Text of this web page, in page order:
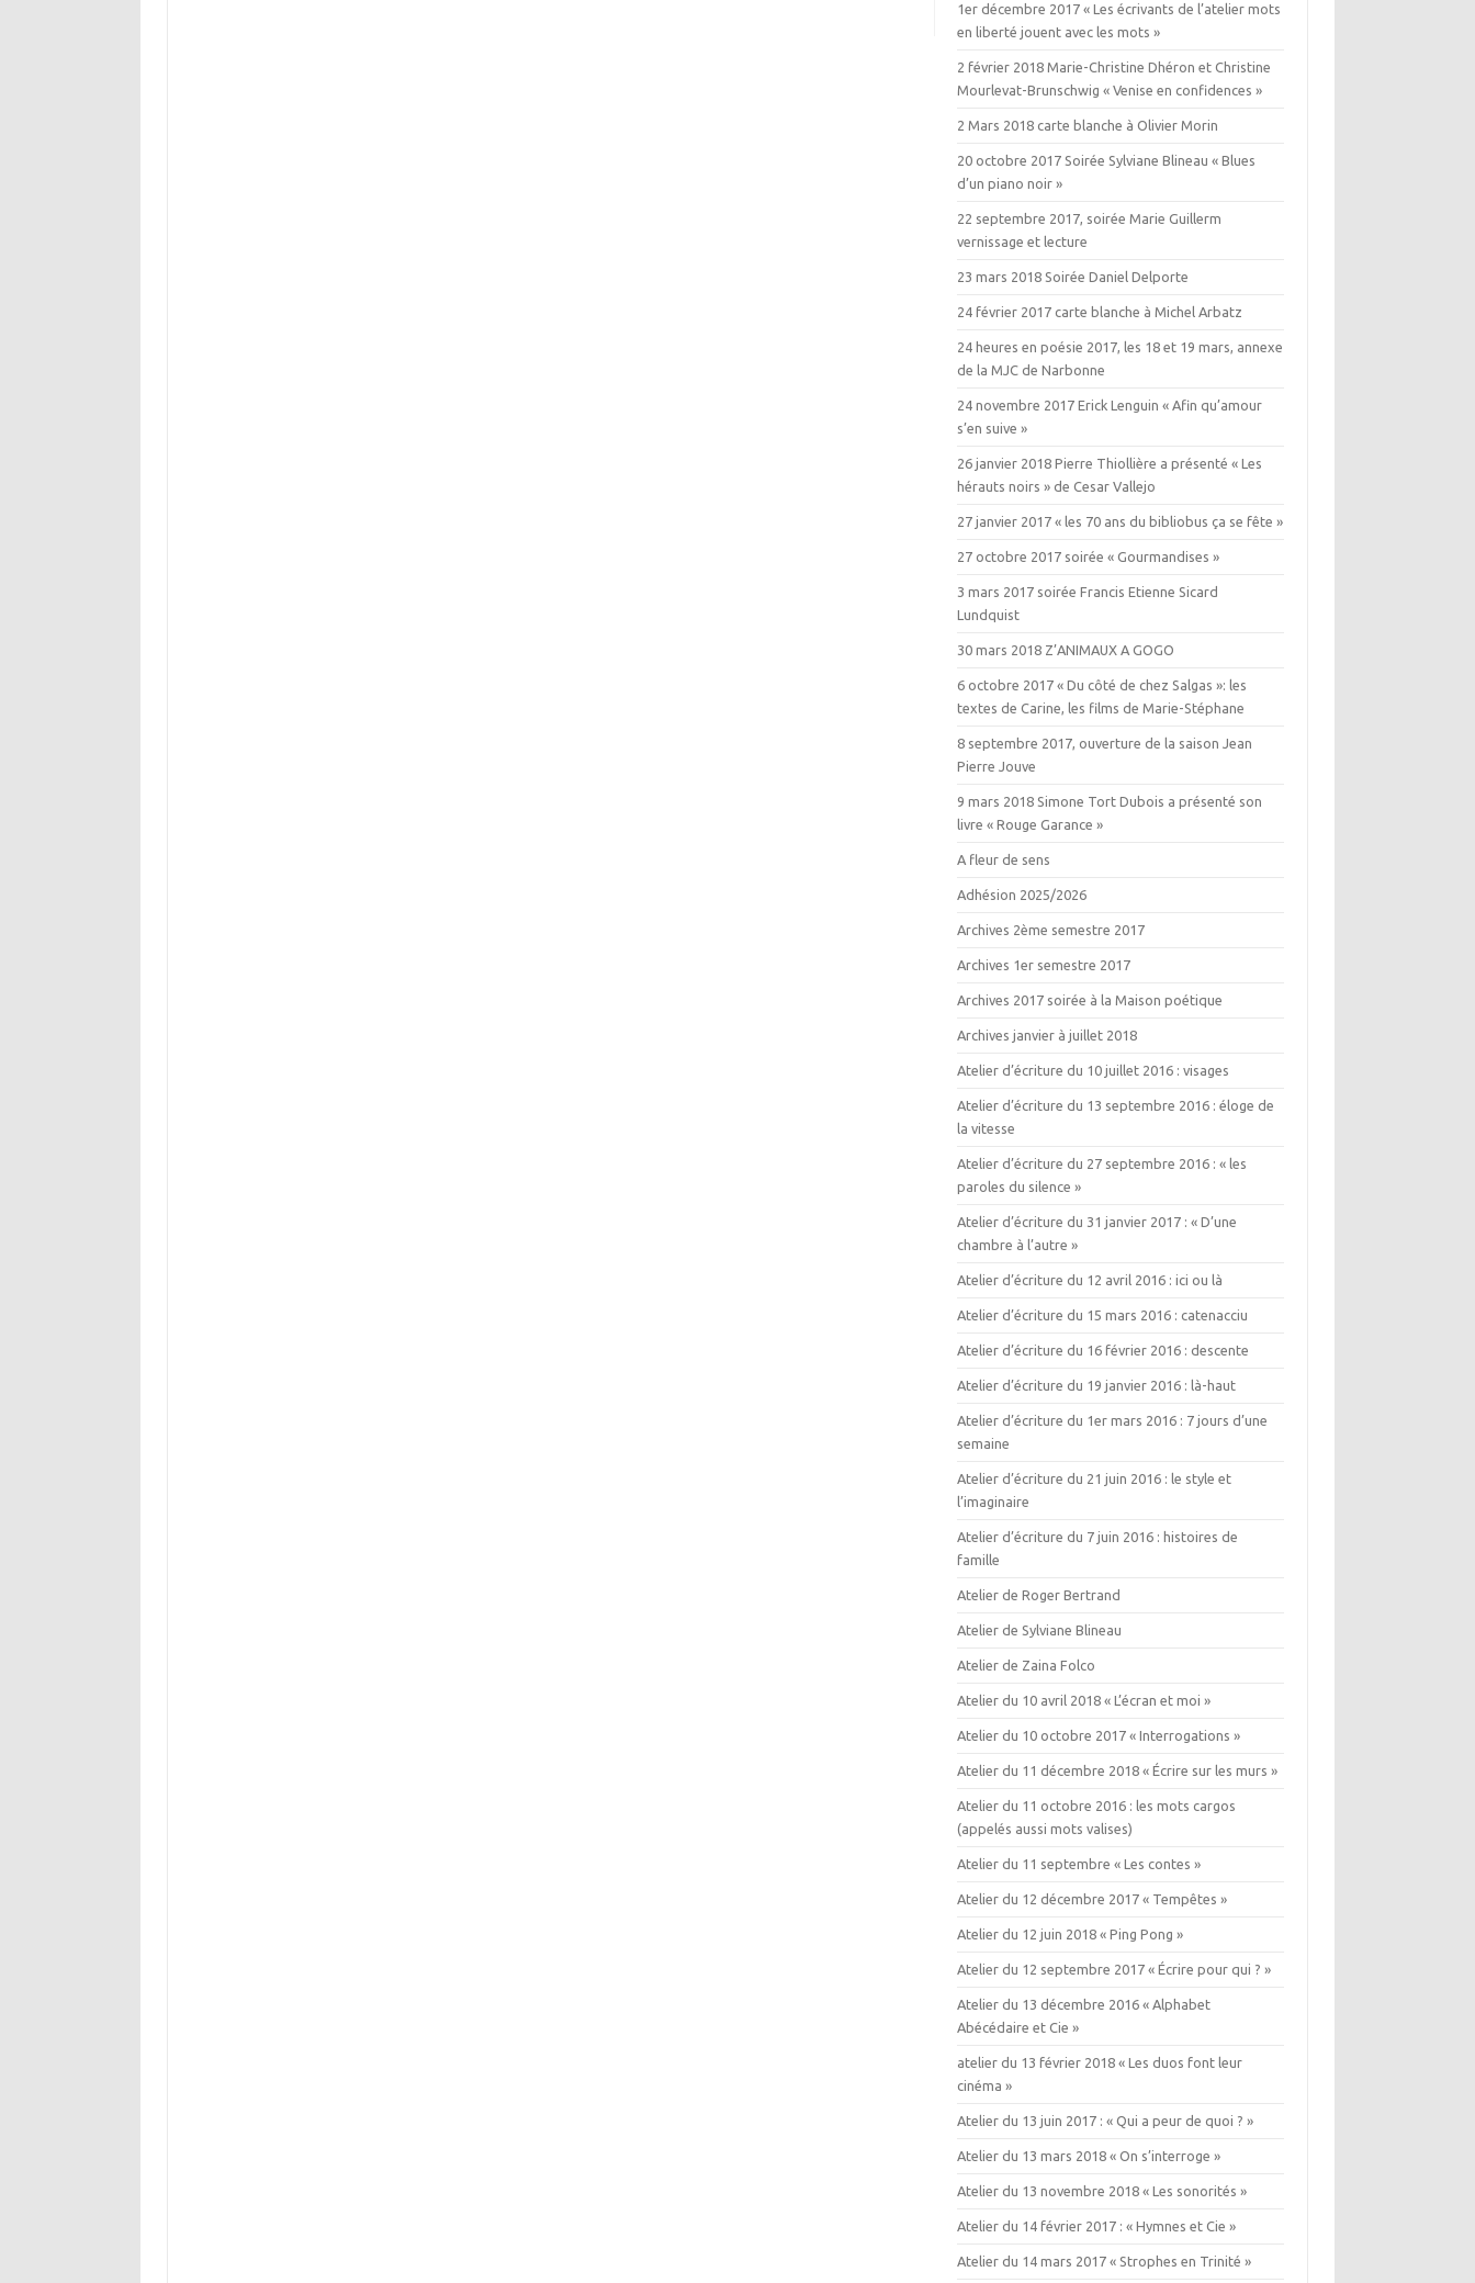
1er décembre 2017 « Les écrivants de l’atelier mots
en liberté jouent avec les mots »
2 février 2018 Marie-Christine Dhéron et Christine
Mourlevat-Brunschwig « Venise en confidences »
2 Mars 2018 carte blanche à Olivier Morin
20 octobre 2017 Soirée Sylviane Blineau « Blues
d’un piano noir »
22 septembre 2017, soirée Marie Guillerm
vernissage et lecture
23 mars 2018 Soirée Daniel Delporte
24 février 2017 carte blanche à Michel Arbatz
24 heures en poésie 2017, les 18 et 19 mars, annexe
de la MJC de Narbonne
24 novembre 2017 Erick Lenguin « Afin qu’amour
s’en suive »
26 janvier 2018 Pierre Thiollière a présenté « Les
hérauts noirs » de Cesar Vallejo
27 janvier 2017 « les 70 ans du bibliobus ça se fête »
27 octobre 2017 soirée « Gourmandises »
3 mars 2017 soirée Francis Etienne Sicard
Lundquist
30 mars 2018 Z’ANIMAUX A GOGO
6 octobre 2017 « Du côté de chez Salgas »: les
textes de Carine, les films de Marie-Stéphane
8 septembre 2017, ouverture de la saison Jean
Pierre Jouve
9 mars 2018 Simone Tort Dubois a présenté son
livre « Rouge Garance »
A fleur de sens
Adhésion 2025/2026
Archives 2ème semestre 2017
Archives 1er semestre 2017
Archives 2017 soirée à la Maison poétique
Archives janvier à juillet 2018
Atelier d’écriture du 10 juillet 2016 : visages
Atelier d’écriture du 13 septembre 2016 : éloge de
la vitesse
Atelier d’écriture du 27 septembre 2016 : « les
paroles du silence »
Atelier d’écriture du 31 janvier 2017 : « D’une
chambre à l’autre »
Atelier d’écriture du 12 avril 2016 : ici ou là
Atelier d’écriture du 15 mars 2016 : catenacciu
Atelier d’écriture du 16 février 2016 : descente
Atelier d’écriture du 19 janvier 2016 : là-haut
Atelier d’écriture du 1er mars 2016 : 7 jours d’une
semaine
Atelier d’écriture du 21 juin 2016 : le style et
l’imaginaire
Atelier d’écriture du 7 juin 2016 : histoires de
famille
Atelier de Roger Bertrand
Atelier de Sylviane Blineau
Atelier de Zaina Folco
Atelier du 10 avril 2018 « L’écran et moi »
Atelier du 10 octobre 2017 « Interrogations »
Atelier du 11 décembre 2018 « Écrire sur les murs »
Atelier du 11 octobre 2016 : les mots cargos
(appelés aussi mots valises)
Atelier du 11 septembre « Les contes »
Atelier du 12 décembre 2017 « Tempêtes »
Atelier du 12 juin 2018 « Ping Pong »
Atelier du 12 septembre 2017 « Écrire pour qui ? »
Atelier du 13 décembre 2016 « Alphabet
Abécédaire et Cie »
atelier du 13 février 2018 « Les duos font leur
cinéma »
Atelier du 13 juin 2017 : « Qui a peur de quoi ? »
Atelier du 13 mars 2018 « On s’interroge »
Atelier du 13 novembre 2018 « Les sonorités »
Atelier du 14 février 2017 : « Hymnes et Cie »
Atelier du 14 mars 2017 « Strophes en Trinité »